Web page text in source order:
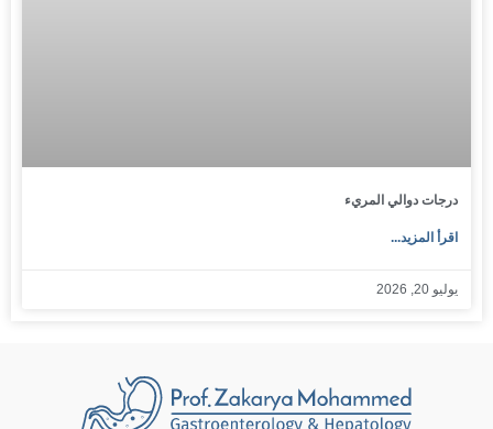
درجات دوالي المريء
اقرأ المزيد...
يوليو 20, 2026